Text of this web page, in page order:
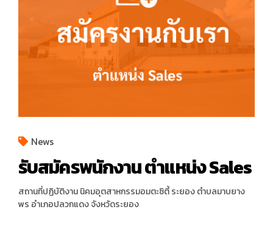
News
รับสมัครพนักงาน ตำแหน่ง Sales
สถานที่ปฏิบัติงาน นิคมอุตสาหกรรมอมตะซิตี้ ระยอง ตำบลมาบยาง
พร อำเภอปลวกแดง จังหวัดระยอง